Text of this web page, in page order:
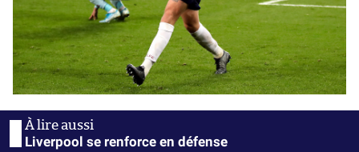
Liverpool se renforce en défense